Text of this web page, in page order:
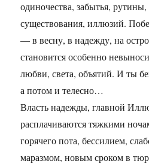
одиночества, забытья, рутины,
существования, иллюзий.
— в весну, в надежду, на
становится особенно
любви, света, объятий. И ты
а потом и телесно…
Власть надежды, главной
расплачиваются тяжкими
горячего пота, бессилием,
маразмом, новым сроком в